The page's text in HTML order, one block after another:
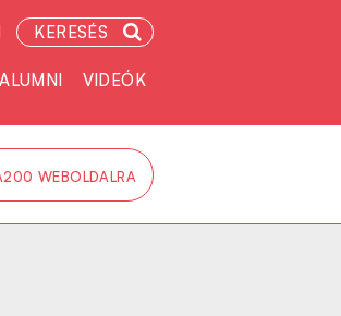
KERESÉS
ALUMNI VIDEÓK
WEBOLDALRA